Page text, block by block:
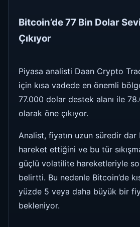
Bitcoin’de 77 Bin Dolar
Çıkıyor
Piyasa analisti Daan Crypto
için kısa vadede en önemli
77.000 dolar destek alanı ile
olarak öne çıkıyor.
Analist, fiyatın uzun süredir dar
hareket ettiğini ve bu tür
güçlü volatilite hareketleriyle
belirtti. Bu nedenle Bitcoin’de
yüzde 5 veya daha büyük bir
bekleniyor.